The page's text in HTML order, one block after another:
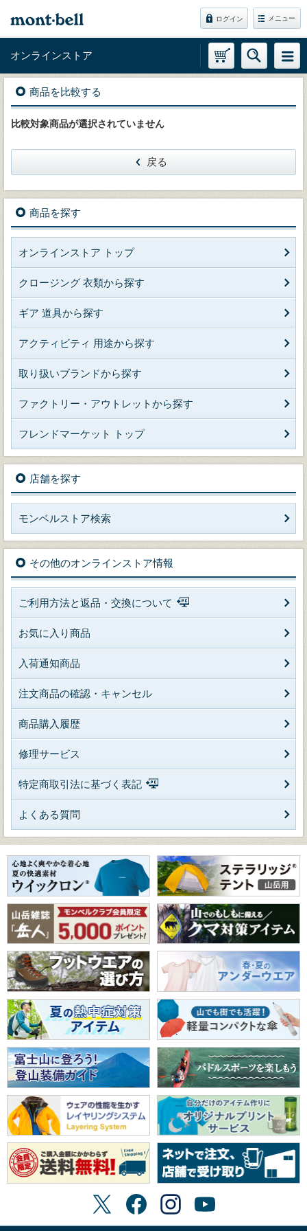
ログイン メニュー
オンラインストア
商品を比較する
比較対象商品が選択されていません
戻る
商品を探す
オンラインストア トップ
クロージング 衣類から探す
ギア 道具から探す
アクティビティ 用途から探す
取り扱いブランドから探す
ファクトリー・アウトレットから探す
フレンドマーケット トップ
店舗を探す
モンベルストア検索
その他のオンラインストア情報
ご利用方法と返品・交換について
お気に入り商品
入荷通知商品
注文商品の確認・キャンセル
商品購入履歴
修理サービス
特定商取引法に基づく表記
よくある質問